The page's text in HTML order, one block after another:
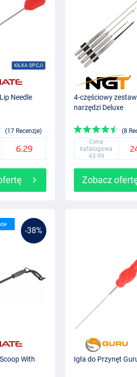
KILKA OPCJI
Needle
(17 Recenzje)
6.29
4-częściowy zestaw
narzędzi Deluxe
(8
Cena
katalogowa
43.99
Zobacz
-38%
With
Igła do Przynęt